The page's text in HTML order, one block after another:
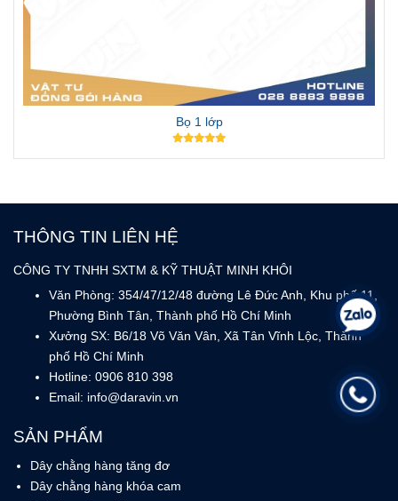
Bọ 1 lớp
THÔNG TIN LIÊN HỆ
CÔNG TY TNHH SXTM & KỸ THUẬT MINH KHÔI
Văn Phòng: 354/47/12/48 đường Lê Đức Anh, Khu phố 11,
Phường Bình Tân, Thành phố Hồ Chí Minh
Xưởng SX: B6/18 Võ Văn Vân, Xã Tân Vĩnh Lộc, Thành
phố Hồ Chí Minh
Hotline: 0906 810 398
Email: info@daravin.vn
SẢN PHẨM
Dây chằng hàng tăng đơ
Dây chằng hàng khóa cam